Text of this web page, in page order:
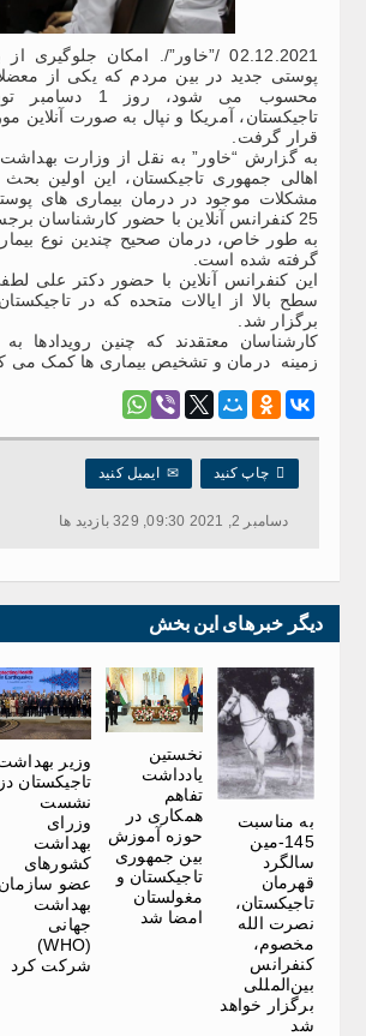
02.12.2021 /”خاور”/. امکان
پوستی جدید در بین مردم که یکی از
محسوب می شود،
تاجیکستان، آمریکا و نپال به صورت آنلاین
قرار گرفت.
به گزارش “خاور” به نقل از وزارت
اهالی جمهوری تاجیکستان، این اولین
مشکلات موجود در درمان بیماری های
25 کنفرانس آنلاین با حضور کارشناسان برجسته برگزار شد.
به طور خاص، درمان صحیح چندین نوع
گرفته شده است.
این کنفرانس آنلاین با حضور دکتر علی
سطح بالا از ایالات متحده که در
برگزار شد.
کارشناسان معتقدند که چنین رویدادها
زمینه درمان و تشخیص بیماری ها کمک می
 چاپ کنید ✉ایمیل کنید
دسامبر 2, 2021 09:30, 329 بازدید ها
دیگر خبرهای این بخش
به مناسبت
145-مین
سالگرد
قهرمان
تاجیکستان،
نصرت الله
مخصوم،
کنفرانس
بین‌المللی
برگزار خواهد
شد
نخستین
یادداشت
تفاهم
همکاری در
حوزه آموزش
بین جمهوری
تاجیکستان و
مغولستان
امضا شد
وزیر
تاجیکستان دز
نشست
وزرای
بهداشت
کشورهای
عضو سازمان
بهداشت
جهانی
(WHO)
شرکت کرد